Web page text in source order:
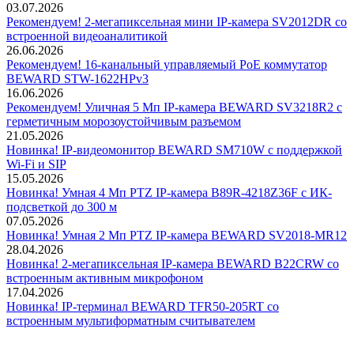
03.07.2026
Рекомендуем! 2-мегапиксельная мини IP-камера SV2012DR со
встроенной видеоаналитикой
26.06.2026
Рекомендуем! 16-канальный управляемый PoE коммутатор
BEWARD STW-1622HPv3
16.06.2026
Рекомендуем! Уличная 5 Мп IP-камера BEWARD SV3218R2 с
герметичным морозоустойчивым разъемом
21.05.2026
Новинка! IP-видеомонитор BEWARD SM710W с поддержкой
Wi-Fi и SIP
15.05.2026
Новинка! Умная 4 Мп PTZ IP-камера B89R-4218Z36F с ИК-
подсветкой до 300 м
07.05.2026
Новинка! Умная 2 Мп PTZ IP-камера BEWARD SV2018-MR12
28.04.2026
Новинка! 2-мегапиксельная IP-камера BEWARD B22CRW со
встроенным активным микрофоном
17.04.2026
Новинка! IP-терминал BEWARD TFR50-205RT со
встроенным мультиформатным считывателем